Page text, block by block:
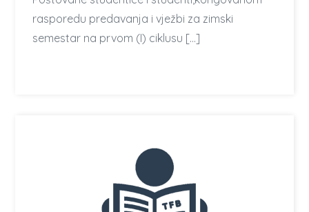
rasporedu predavanja i vježbi za zimski
semestar na prvom (I) ciklusu […]